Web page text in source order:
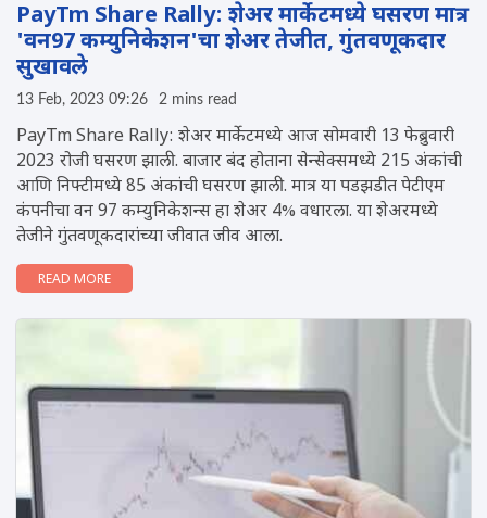
PayTm Share Rally: शेअर मार्केटमध्ये घसरण मात्र
'वन97 कम्युनिकेशन'चा शेअर तेजीत, गुंतवणूकदार
सुखावले
13 Feb, 2023 09:26 2 mins read
PayTm Share Rally: शेअर मार्केटमध्ये आज सोमवारी 13 फेब्रुवारी
2023 रोजी घसरण झाली. बाजार बंद होताना सेन्सेक्समध्ये 215 अंकांची
आणि निफ्टीमध्ये 85 अंकांची घसरण झाली. मात्र या पडझडीत पेटीएम
कंपनीचा वन 97 कम्युनिकेशन्स हा शेअर 4% वधारला. या शेअरमध्ये
तेजीने गुंतवणूकदारांच्या जीवात जीव आला.
READ MORE